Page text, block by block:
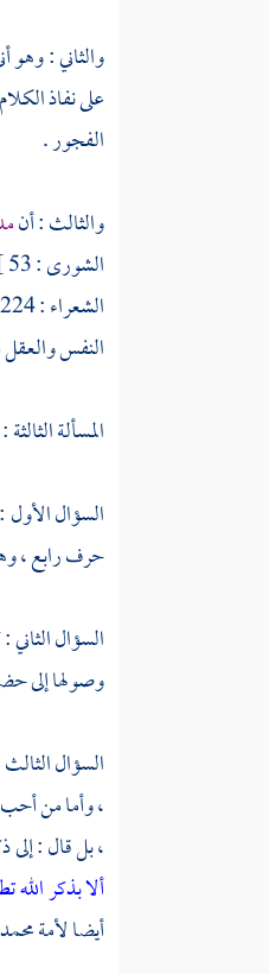
والثاني :
على نفاذ
الفجور .
والثالث : أن
الشورى : 53 ] ، وأما الشعر فمداره على الباطل ، قال تعالى : (
النفس والعقل
المسألة
السؤال
حرف رابع ،
السؤال
وصولها إلى
السؤال
، وأما من
، بل قال : إلى
ألا بذكر
أيضا لأمةمحمد